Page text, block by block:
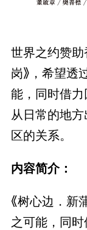
世界之约赞助
岗》，希望透
能，同时借力
从日常的地
区的关系。
内容简介：
《树心边．新
之可能，同